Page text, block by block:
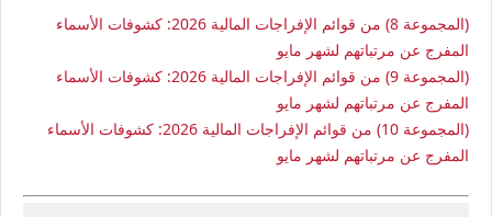
(المجموعة 8) من قوائم الإفراجات المالية 2026: كشوفات الأسماء
المفرج عن مرتباتهم لشهر مايو
(المجموعة 9) من قوائم الإفراجات المالية 2026: كشوفات الأسماء
المفرج عن مرتباتهم لشهر مايو
(المجموعة 10) من قوائم الإفراجات المالية 2026: كشوفات الأسماء
المفرج عن مرتباتهم لشهر مايو